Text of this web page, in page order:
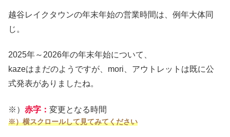
越谷レイクタウンの年末年始の営業時間は、例年大体同
じ。
2025年～2026年の年末年始について、
kazeはまだのようですが、mori、アウトレットは既に公
式発表がありましたね。
※） 赤字： 変更となる時間
※）横スクロールして見てみてください